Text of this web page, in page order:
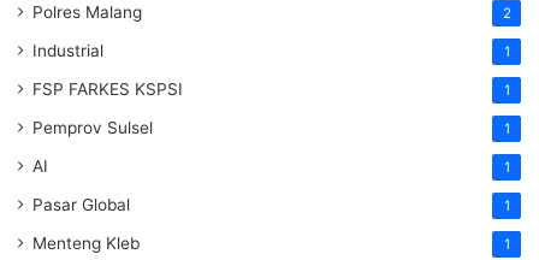
Polres Malang 2
Industrial 1
FSP FARKES KSPSI 1
Pemprov Sulsel 1
AI 1
Pasar Global 1
Menteng Kleb 1